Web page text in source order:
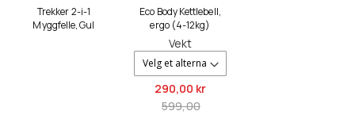
Trekker 2-i-1
Myggfelle, Gul
Eco Body Kettlebell,
ergo (4-12kg)
Vekt
290,00 kr
599,00